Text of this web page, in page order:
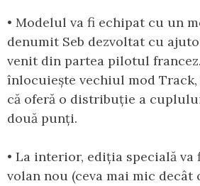
• Modelul va fi echipat cu un
denumit Seb dezvoltat cu
venit din partea pilotul
înlocuiește vechiul mod
că oferă o distribuție a
două punți.
• La interior, ediția specială
volan nou (ceva mai mic decât